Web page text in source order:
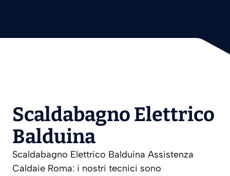
Scaldabagno Elettrico
Balduina
Scaldabagno Elettrico Balduina Assistenza
Caldaie Roma: i nostri tecnici sono